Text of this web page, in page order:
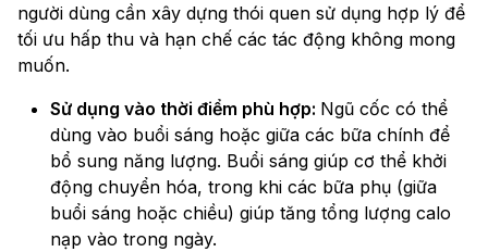
người dùng cần xây dựng thói quen sử dụng hợp lý để
tối ưu hấp thu và hạn chế các tác động không mong
muốn.
Sử dụng vào thời điểm phù hợp: Ngũ cốc có thể
dùng vào buổi sáng hoặc giữa các bữa chính để
bổ sung năng lượng. Buổi sáng giúp cơ thể khởi
động chuyển hóa, trong khi các bữa phụ (giữa
buổi sáng hoặc chiều) giúp tăng tổng lượng calo
nạp vào trong ngày.